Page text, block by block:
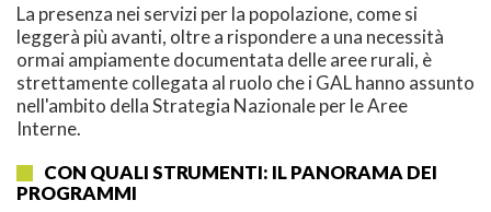
La presenza nei servizi per la popolazione, come si
leggerà più avanti, oltre a rispondere a una necessità
ormai ampiamente documentata delle aree rurali, è
strettamente collegata al ruolo che i GAL hanno assunto
nell'ambito della Strategia Nazionale per le Aree
Interne.
CON QUALI STRUMENTI: IL PANORAMA DEI
PROGRAMMI